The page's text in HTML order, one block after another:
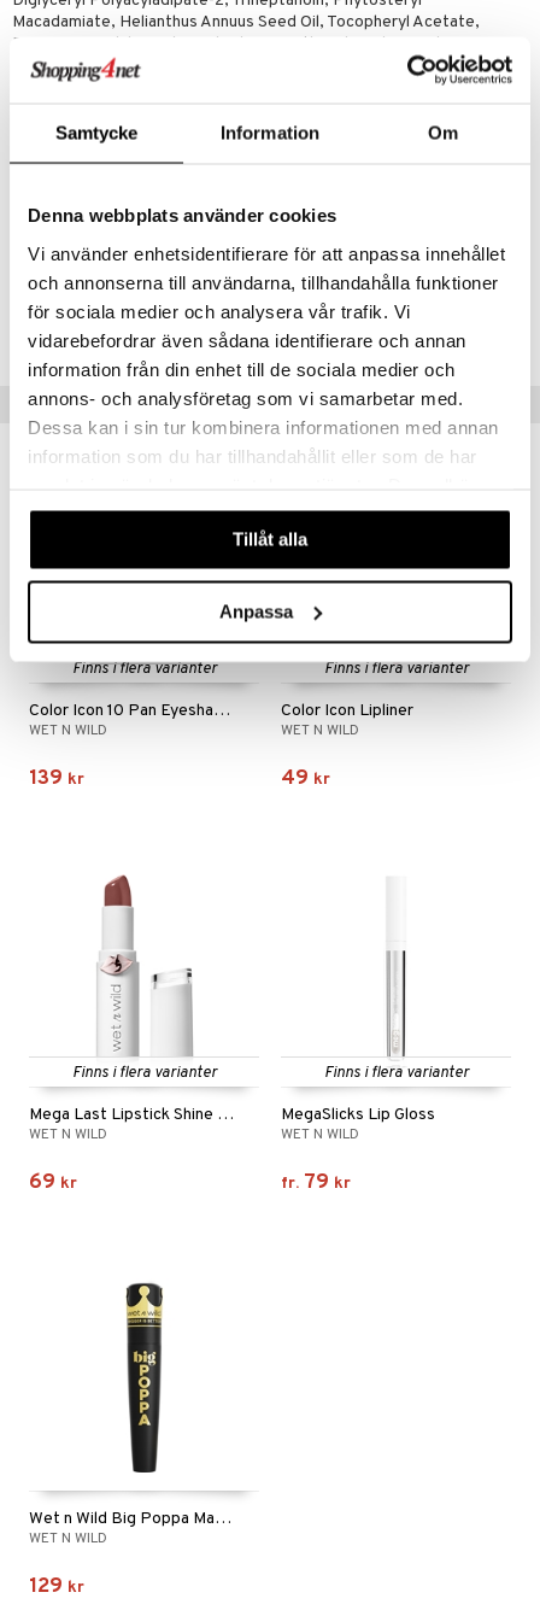
Samtycke Information Om
Denna webbplats använder cookies
Vi använder enhetsidentifierare för att anpassa innehållet
och annonserna till användarna, tillhandahålla funktioner
för sociala medier och analysera vår trafik. Vi
vidarebefordrar även sådana identifierare och annan
information från din enhet till de sociala medier och
annons- och analysföretag som vi samarbetar med.
Dessa kan i sin tur kombinera informationen med annan
information som du har tillhandahållit eller som de har
våra cookies vid fortsatt användande av vår webbplats.
Tillåt alla
Anpassa
Macadamiate, Helianthus Annuus Seed Oil, Tocopheryl Acetate,
Prunus Amygdalus Dulcis Oil, Phenoxyethanol, Sorbic Acid,
Astrocaryum Murumuru Seed Butter, Passiflora Edulis Seed Oil,
Phytosteryl Oleate, Tocopherol, Argania Spinosa Kernel Oil,
Oil, Aqua, Glycine Soja Oil, Glyceryl Caprylate, Pentaerythrityl Tetra-
CWFX-WF-3.6-401-XX
Lägsta pris senaste 30 dagarna: 52 kr
Tips till dig
Finns i flera varianter
Color Icon 10 Pan Eyeshadow Palette
WET N WILD
139 kr
Finns i flera varianter
Color Icon Lipliner
WET N WILD
49 kr
Finns i flera varianter
Mega Last Lipstick Shine Finish
WET N WILD
69 kr
Finns i flera varianter
MegaSlicks Lip Gloss
WET N WILD
fr. 79 kr
Wet n Wild Big Poppa Mascara
WET N WILD
129 kr